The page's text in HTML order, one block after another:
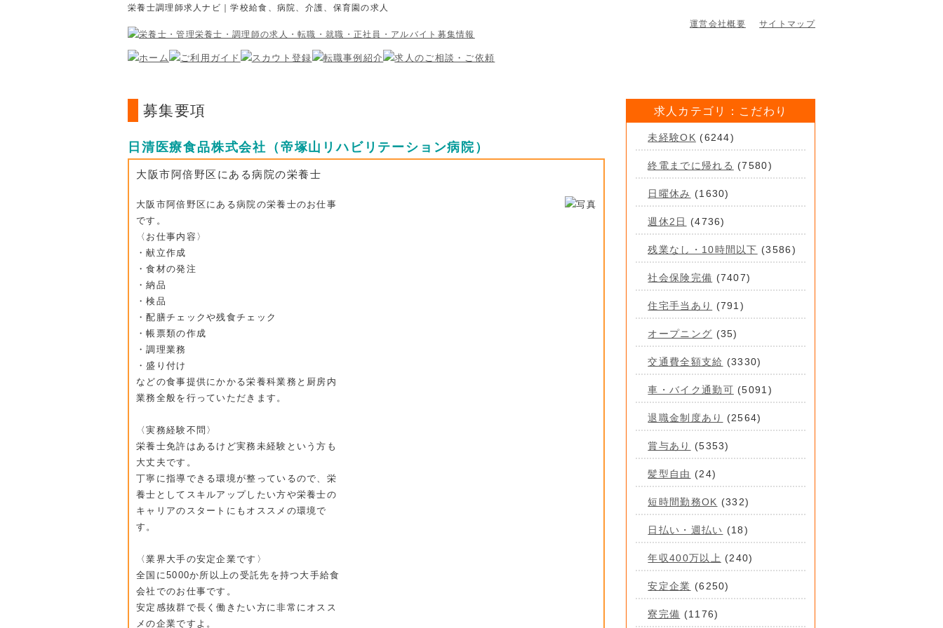
栄養士調理師求人ナビ｜学校給食、病院、介護、保育園の求人
運営会社概要
サイトマップ
募集要項
日清医療食品株式会社（帝塚山リハビリテーション病院）
大阪市阿倍野区にある病院の栄養士
大阪市阿倍野区にある病院の栄養士のお仕事
です。
〈お仕事内容〉
・献立作成
・食材の発注
・納品
・検品
・配膳チェックや残食チェック
・帳票類の作成
・調理業務
・盛り付け
などの食事提供にかかる栄養科業務と厨房内
業務全般を行っていただきます。
〈実務経験不問〉
栄養士免許はあるけど実務未経験という方も
大丈夫です。
丁寧に指導できる環境が整っているので、栄
養士としてスキルアップしたい方や栄養士の
キャリアのスタートにもオススメの環境で
す。
〈業界大手の安定企業です〉
全国に5000か所以上の受託先を持つ大手給食
会社でのお仕事です。
安定感抜群で長く働きたい方に非常にオスス
メの企業ですよ。
求人カテゴリ：こだわり
未経験OK (6244)
終電までに帰れる (7580)
日曜休み (1630)
週休2日 (4736)
残業なし・10時間以下 (3586)
社会保険完備 (7407)
住宅手当あり (791)
オープニング (35)
交通費全額支給 (3330)
車・バイク通勤可 (5091)
退職金制度あり (2564)
賞与あり (5353)
髪型自由 (24)
短時間勤務OK (332)
日払い・週払い (18)
年収400万以上 (240)
安定企業 (6250)
寮完備 (1176)